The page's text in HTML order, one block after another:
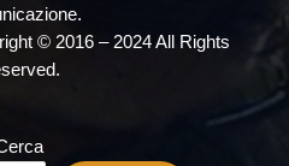
© 2016 – 2024 All Rights